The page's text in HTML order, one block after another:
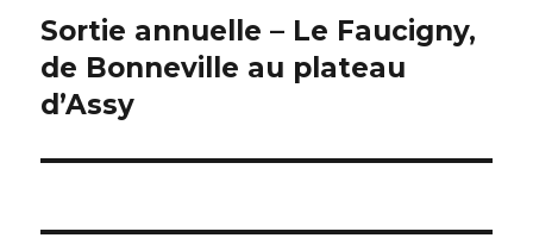
Publication
suivante :
Sortie annuelle – Le Faucigny,
de Bonneville au plateau
d’Assy